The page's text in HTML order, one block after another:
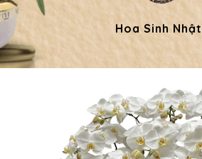
Hoa Sinh Nhật